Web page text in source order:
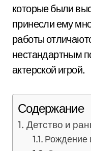
которые были
принесли ему
работы
нестандартным
актерской игрой.
Содержание
Детство и
Рождение